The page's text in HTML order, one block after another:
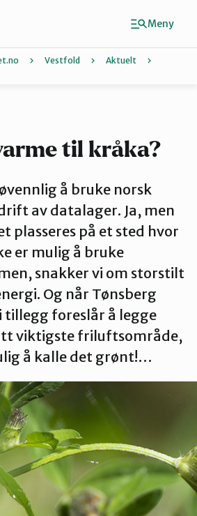
Færder
Vestfold
Aktuelt
til kråka?
å bruke norsk
av datalager. Ja, men
plasseres på et sted hvor
er mulig å bruke
snakker vi om storstilt
Og når Tønsberg
tillegg foreslår å legge
viktigste friluftsområde,
å kalle det grønt!…